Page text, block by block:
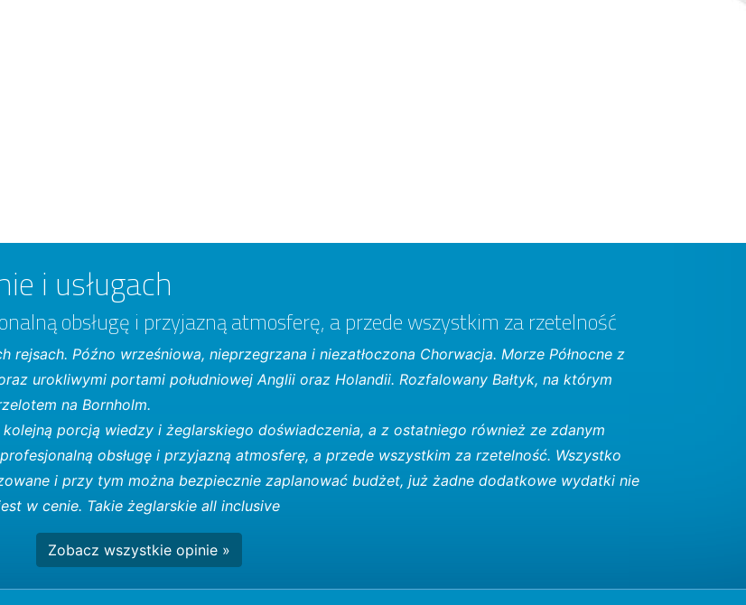
i usługach
obsługę i przyjazną atmosferę, a przede wszystkim za rzetelność
rejsach. Późno wrześniowa, nieprzegrzana i niezatłoczona Chorwacja. Morze Północne z
urokliwymi portami południowej Anglii oraz Holandii. Rozfalowany Bałtyk, na którym
na Bornholm.
porcją wiedzy i żeglarskiego doświadczenia, a z ostatniego również ze zdanym
obsługę i przyjazną atmosferę, a przede wszystkim za rzetelność. Wszystko
i przy tym można bezpiecznie zaplanować budżet, już żadne dodatkowe wydatki nie
w cenie. Takie żeglarskie all inclusive
Zobacz wszystkie opinie »